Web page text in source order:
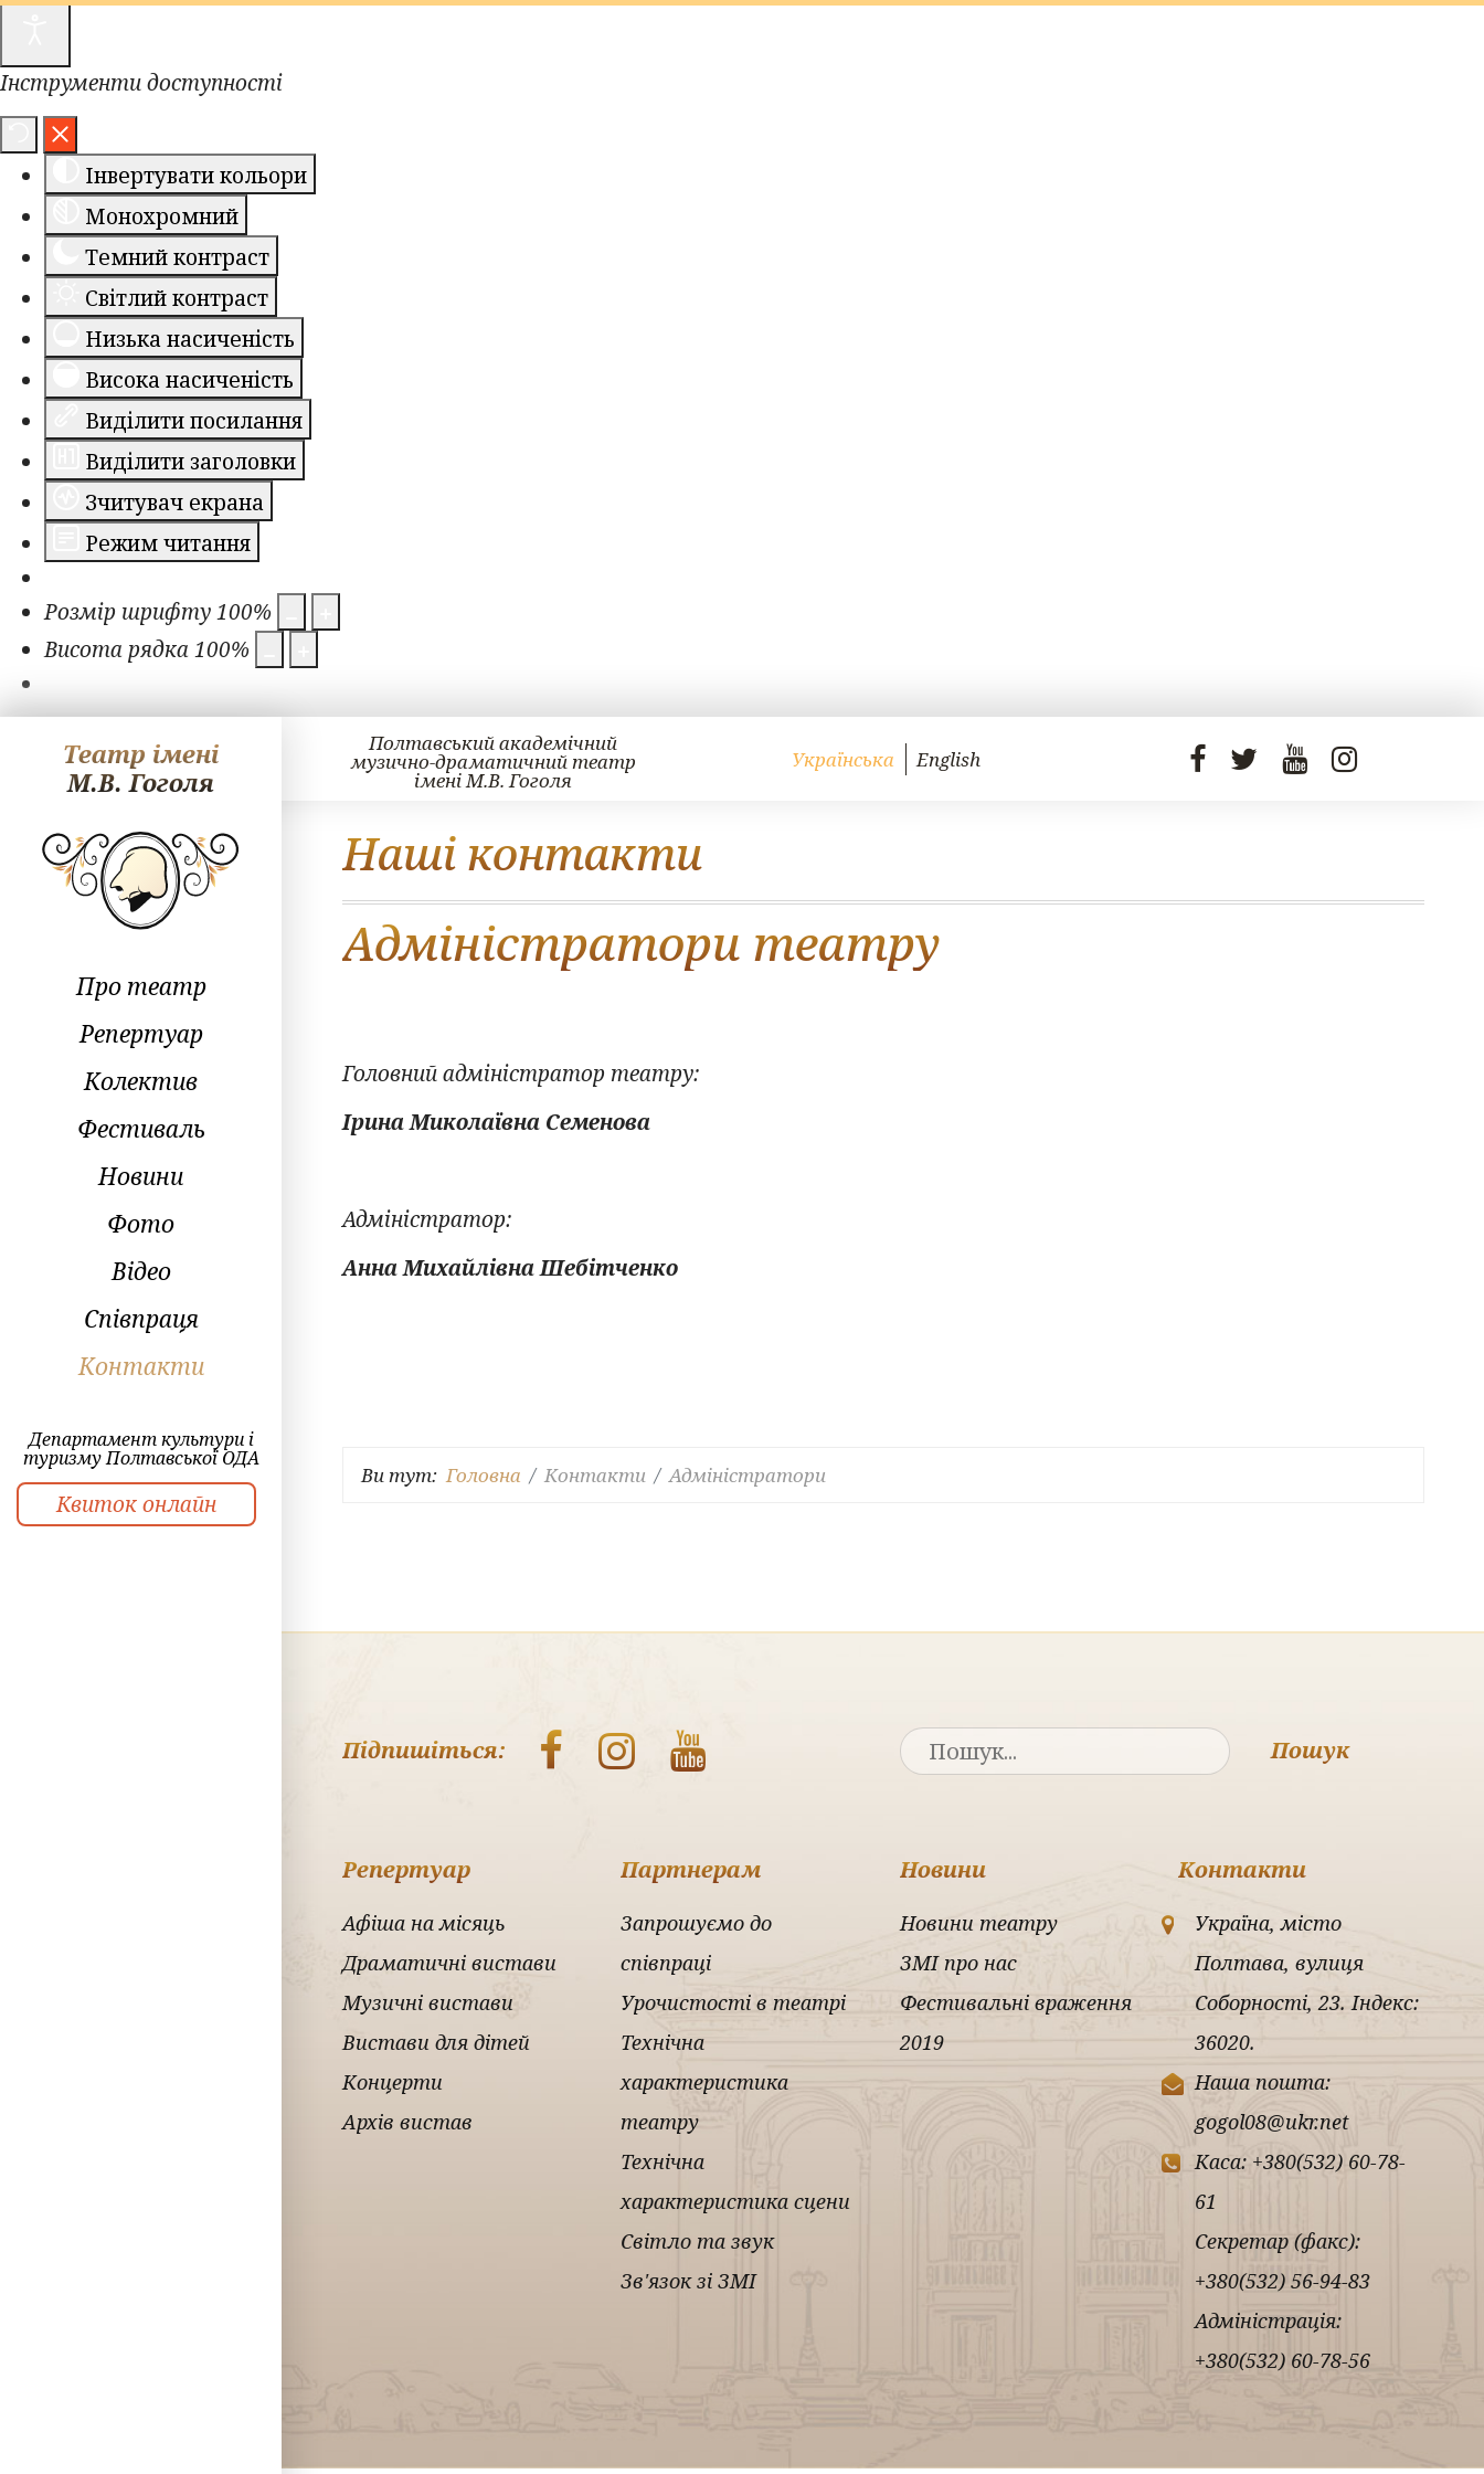
Інструменти доступності
Інвертувати кольори
Монохромний
Темний контраст
Світлий контраст
Низька насиченість
Висока насиченість
Виділити посилання
Виділити заголовки
Зчитувач екрана
Режим читання
Розмір шрифту100%
Висота рядка100%
Театр імені
М.В. Гоголя
Про театр
Репертуар
Колектив
Фестиваль
Новини
Фото
Відео
Співпраця
Контакти
Департамент культури і
туризму Полтавської ОДА
Квиток онлайн
Полтавський академічний
музично-драматичний театр
імені М.В. Гоголя
Українська English
Наші контакти
Адміністратори театру
Головний адміністратор театру:
Ірина Миколаївна Семенова
Адміністратор:
Анна Михайлівна Шебітченко
Ви тут:Головна Контакти Адміністратори
Підпишіться: Пошук
Репертуар
Афіша на місяць
Драматичні вистави
Музичні вистави
Вистави для дітей
Концерти
Архів вистав
Партнерам
Запрошуємо до
співпраці
Урочистості в театрі
Технічна
характеристика
театру
Технічна
характеристика сцени
Світло та звук
Зв'язок зі ЗМІ
Новини
Новини театру
ЗМІ про нас
Фестивальні враження
2019
Контакти
Україна, місто
Полтава, вулиця
Соборності, 23. Індекс:
36020.
Наша пошта:
gogol08@ukr.net
Каса: +380(532) 60-78-
61
Секретар (факс):
+380(532) 56-94-83
Адміністрація:
+380(532) 60-78-56